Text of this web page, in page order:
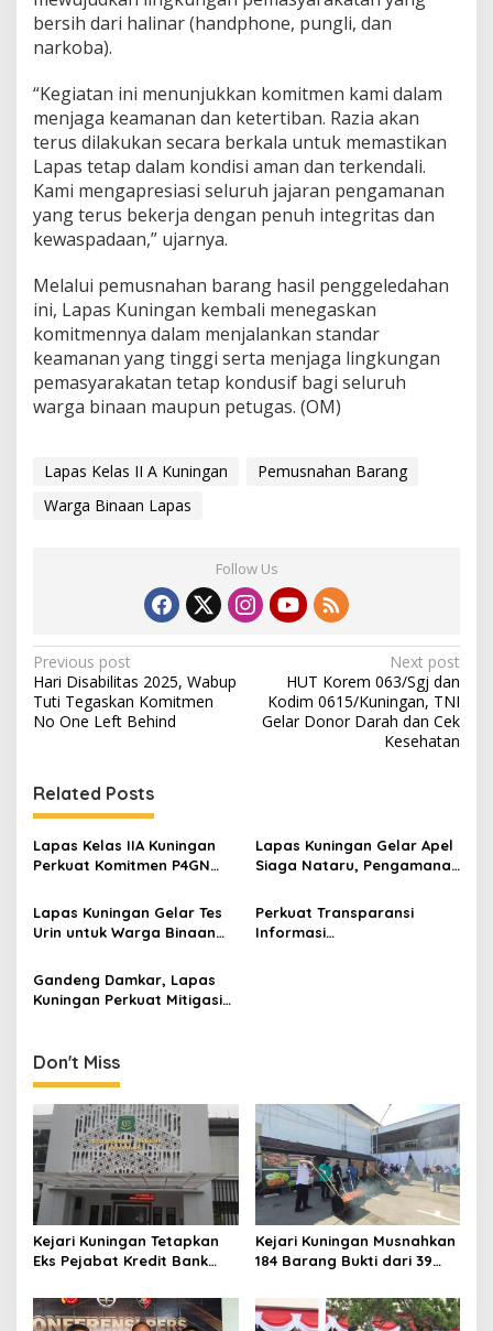
bersih dari halinar (handphone, pungli, dan
narkoba).
“Kegiatan ini menunjukkan komitmen kami dalam
menjaga keamanan dan ketertiban. Razia akan
terus dilakukan secara berkala untuk memastikan
Lapas tetap dalam kondisi aman dan terkendali.
Kami mengapresiasi seluruh jajaran pengamanan
yang terus bekerja dengan penuh integritas dan
kewaspadaan,” ujarnya.
Melalui pemusnahan barang hasil penggeledahan
ini, Lapas Kuningan kembali menegaskan
komitmennya dalam menjalankan standar
keamanan yang tinggi serta menjaga lingkungan
pemasyarakatan tetap kondusif bagi seluruh
warga binaan maupun petugas. (OM)
Lapas Kelas II A Kuningan
Pemusnahan Barang
Warga Binaan Lapas
Follow Us
Post
navigation
Previous post
Hari Disabilitas 2025, Wabup
Tuti Tegaskan Komitmen
No One Left Behind
Next post
HUT Korem 063/Sgj dan
Kodim 0615/Kuningan, TNI
Gelar Donor Darah dan Cek
Kesehatan
Related Posts
Lapas Kelas IIA Kuningan
Perkuat Komitmen P4GN
dan Warga Binaan
Lapas Kuningan Gelar Apel
Siaga Nataru, Pengamanan
Berprestasi Diganjar
Penghargaan
Lapas Kuningan Gelar Tes
Urin untuk Warga Binaan
Pembinaan yang Bebas
Narkoba
Perkuat Transparansi
Informasi
Gandeng Damkar, Lapas
Kuningan Perkuat Mitigasi
Don't Miss
Kejari Kuningan Tetapkan
Eks Pejabat Kredit Bank
Korupsi, Negara Rugi
Rp529 Juta
Kejari Kuningan Musnahkan
184 Barang Bukti dari 39
Direbus agar Tak Bisa
Digunakan Lagi